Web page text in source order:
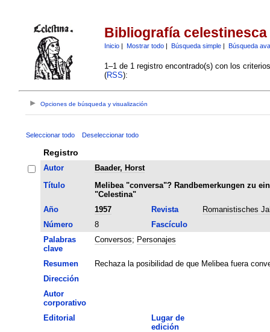
Bibliografía celestinesca
Inicio| Mostrar todo| Búsqueda simple| Búsqueda
1–1 de 1 registro encontrado(s) con los
(RSS):
Opciones de búsqueda y visualización
Seleccionar todo Deseleccionar todo
Registro
Autor
Baader, Horst
Título
Melibea "conversa"? Randbemerkungen zu
"Celestina"
Año
1957 Revista
Romanistisches
Número
8
Fascículo
Palabras
clave
Conversos; Personajes
Resumen
Rechaza la posibilidad de que Melibea fuera
Dirección
Autor
corporativo
Editorial
Lugar de
edición